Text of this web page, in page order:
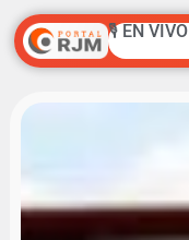
🎙️ EN VIVO